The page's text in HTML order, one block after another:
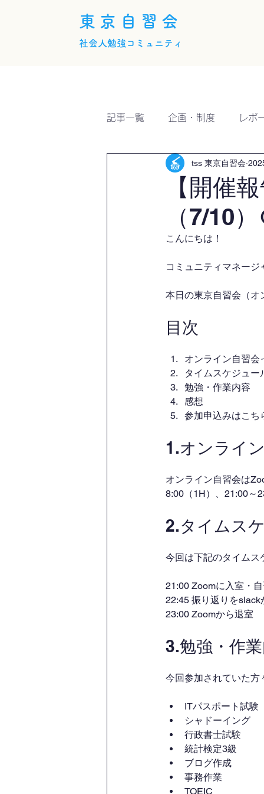
東京自習会
社会人勉強コミュニティ
記事一覧 企画・制度 レポ
【開催
（7/10
tss 東京自習会
こんにちは！
コミュニティマネー
本日の東京自習会（オ
目次
オンライン自習会
タイムスケジュー
勉強・作業内容
感想
参加申込みはこち
1.オンライ
オンライン自習会は
8:00（1H）、21:00～
2.タイムス
今回は下記のタイムス
21:00 Zoomに入室・
22:45 振り返りを
23:00 Zoomから退室
3.勉強・作
今回参加されていた方
ITパスポート試験
シャドーイング
行政書士試験
統計検定3級
ブログ作成
事務作業
TOEIC